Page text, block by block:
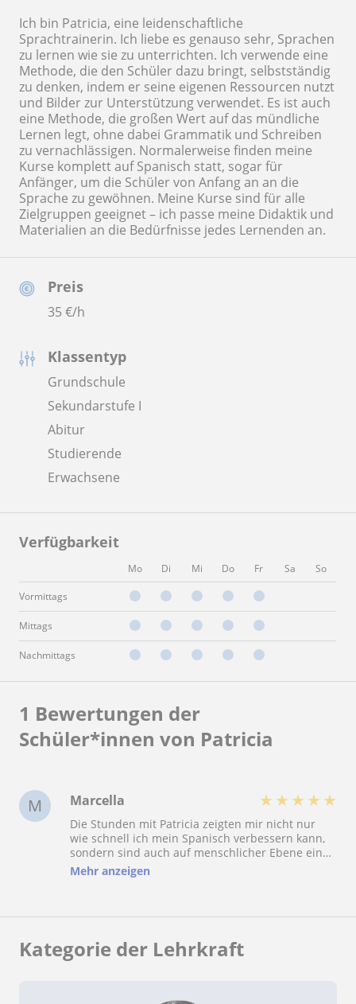
Preis
35€/h
Klassentyp
Grundschule
Sekundarstufe I
Abitur
Studierende
Erwachsene
Verfügbarkeit
Mo Di Mi Do Fr Sa So
Vormittags
Mittags
Nachmittags
Ich bin Patricia, eine leidenschaftliche
Sprachtrainerin. Ich liebe es genauso sehr, Sprachen
zu lernen wie sie zu unterrichten. Ich verwende eine
Methode, die den Schüler dazu bringt, selbstständig
zu denken, indem er seine eigenen Ressourcen nutzt
und Bilder zur Unterstützung verwendet. Es ist auch
eine Methode, die großen Wert auf das mündliche
Lernen legt, ohne dabei Grammatik und Schreiben
zu vernachlässigen. Normalerweise finden meine
Kurse komplett auf Spanisch statt, sogar für
Anfänger, um die Schüler von Anfang an an die
Sprache zu gewöhnen. Meine Kurse sind für alle
Zielgruppen geeignet – ich passe meine Didaktik und
Materialien an die Bedürfnisse jedes Lernenden an.
1 Bewertungen der
Schüler*innen von Patricia
M Marcella ★ ★ ★ ★ ★
Die Stunden mit Patricia zeigten mir nicht nur
wie schnell ich mein Spanisch verbessern kann,
sondern sind auch auf menschlicher Ebene ein
absolutes Highlight in meiner Woche. Ihr Ansatz
zu lehren ist einzigartig - sie holt mich
probieren und meinem Fortschritt zu vertrauen.
Mit ihrer wundervollen, wohlwollenden Art
Mehr anzeigen
Kategorie der Lehrkraft